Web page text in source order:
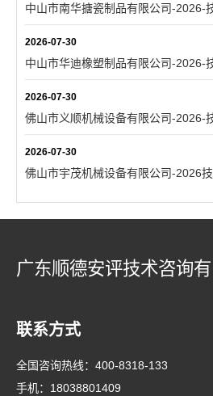
中山市南华搪瓷制品有限公司-2026-
2026-07-30
中山市华迪橡塑制品有限公司-2026-
2026-07-30
佛山市义顺机械设备有限公司-2026-
2026-07-30
佛山市宇茂机械设备有限公司-2026
广东顺德安评技术咨询
联系方式
全国咨询热线： 400-8318-133
手机： 18038801409